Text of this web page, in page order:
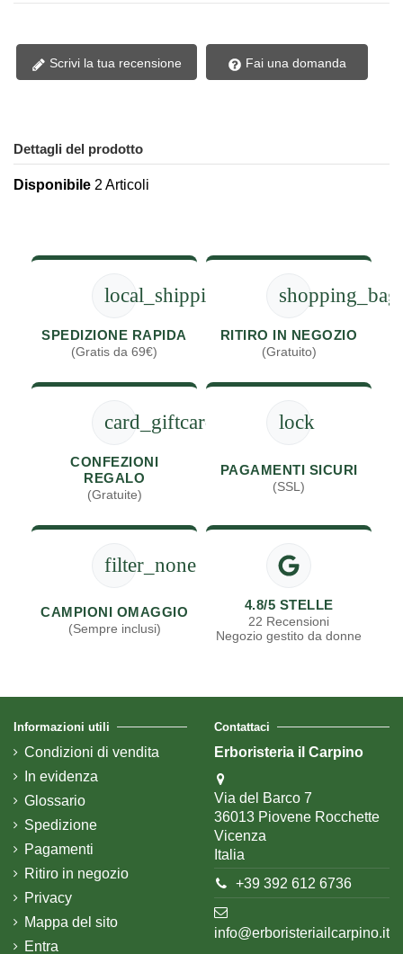
Scrivi la tua recensione Fai una domanda
Dettagli del prodotto
Disponibile 2 Articoli
local_shipping
SPEDIZIONE RAPIDA
(Gratis da 69€)
shopping_bag
RITIRO IN NEGOZIO
(Gratuito)
card_giftcard
CONFEZIONI
REGALO
(Gratuite)
lock
PAGAMENTI SICURI
(SSL)
filter_none
CAMPIONI OMAGGIO
(Sempre inclusi)
4.8/5 STELLE
22 Recensioni
Negozio gestito da donne
Informazioni utili
Condizioni di vendita
In evidenza
Glossario
Spedizione
Pagamenti
Ritiro in negozio
Privacy
Mappa del sito
Entra
Contattaci
Erboristeria il Carpino
Via del Barco 7
36013 Piovene Rocchette
Vicenza
Italia
+39 392 612 6736
info@erboristeriailcarpino.it